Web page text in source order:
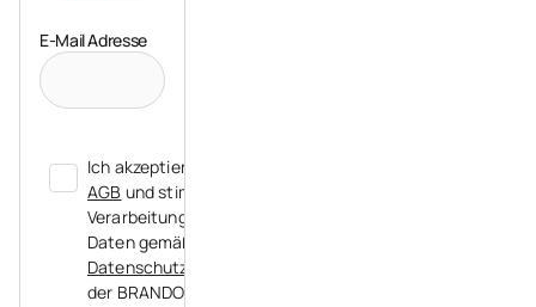
E-Mail Adresse
Ich akzeptiere die
AGB und stimme der
Verarbeitung meiner
Daten gemäß der
Datenschutzerklärung
der BRANDORA zu.